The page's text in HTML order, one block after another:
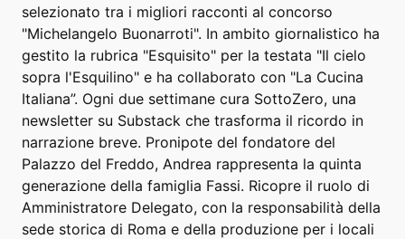
selezionato tra i migliori racconti al concorso
"Michelangelo Buonarroti". In ambito giornalistico ha
gestito la rubrica "Esquisito" per la testata "Il cielo
sopra l'Esquilino" e ha collaborato con "La Cucina
Italiana”. Ogni due settimane cura SottoZero, una
newsletter su Substack che trasforma il ricordo in
narrazione breve. Pronipote del fondatore del
Palazzo del Freddo, Andrea rappresenta la quinta
generazione della famiglia Fassi. Ricopre il ruolo di
Amministratore Delegato, con la responsabilità della
sede storica di Roma e della produzione per i locali